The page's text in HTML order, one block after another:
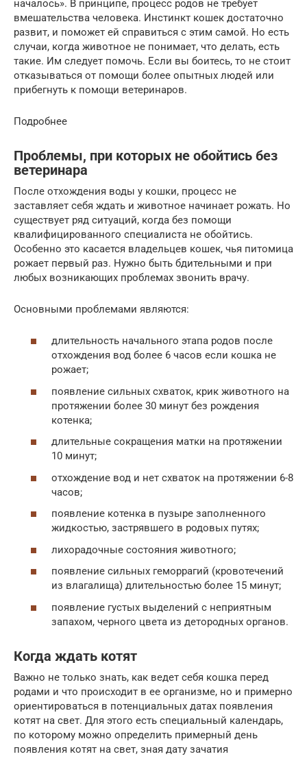
началось». В принципе, процесс родов не требует
вмешательства человека. Инстинкт кошек достаточно
развит, и поможет ей справиться с этим самой. Но есть
случаи, когда животное не понимает, что делать, есть
такие. Им следует помочь. Если вы боитесь, то не стоит
отказываться от помощи более опытных людей или
прибегнуть к помощи ветеринаров.
Подробнее
Проблемы, при которых не обойтись без
ветеринара
После отхождения воды у кошки, процесс не
заставляет себя ждать и животное начинает рожать. Но
существует ряд ситуаций, когда без помощи
квалифицированного специалиста не обойтись.
Особенно это касается владельцев кошек, чья питомица
рожает первый раз. Нужно быть бдительными и при
любых возникающих проблемах звонить врачу.
Основными проблемами являются:
длительность начального этапа родов после
отхождения вод более 6 часов если кошка не
рожает;
появление сильных схваток, крик животного на
протяжении более 30 минут без рождения
котенка;
длительные сокращения матки на протяжении
10 минут;
отхождение вод и нет схваток на протяжении 6-8
часов;
появление котенка в пузыре заполненного
жидкостью, застрявшего в родовых путях;
лихорадочные состояния животного;
появление сильных геморрагий (кровотечений
из влагалища) длительностью более 15 минут;
появление густых выделений с неприятным
запахом, черного цвета из детородных органов.
Когда ждать котят
Важно не только знать, как ведет себя кошка перед
родами и что происходит в ее организме, но и примерно
ориентироваться в потенциальных датах появления
котят на свет. Для этого есть специальный календарь,
по которому можно определить примерный день
появления котят на свет, зная дату зачатия